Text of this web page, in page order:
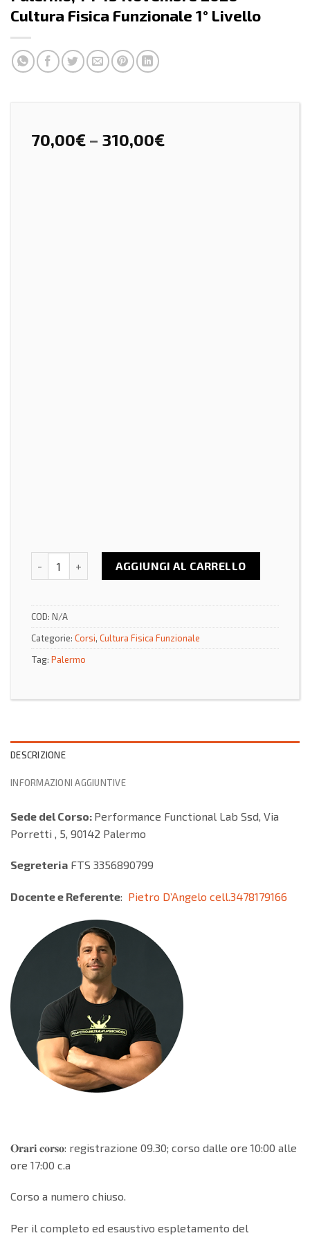
Cultura Fisica Funzionale 1° Livello
70,00€ – 310,00€
AGGIUNGI AL CARRELLO
COD: N/A
Categorie: Corsi, Cultura Fisica Funzionale
Tag: Palermo
DESCRIZIONE
INFORMAZIONI AGGIUNTIVE
Sede del Corso: Performance Functional Lab Ssd, Via
Porretti , 5, 90142 Palermo
Segreteria FTS 3356890799
Docente e Referente: Pietro D’Angelo cell.3478179166
𝐎𝐫𝐚𝐫𝐢 𝐜𝐨𝐫𝐬𝐨: registrazione 09.30; corso dalle ore 10:00 alle
ore 17:00 c.a
Corso a numero chiuso.
Per il completo ed esaustivo espletamento del